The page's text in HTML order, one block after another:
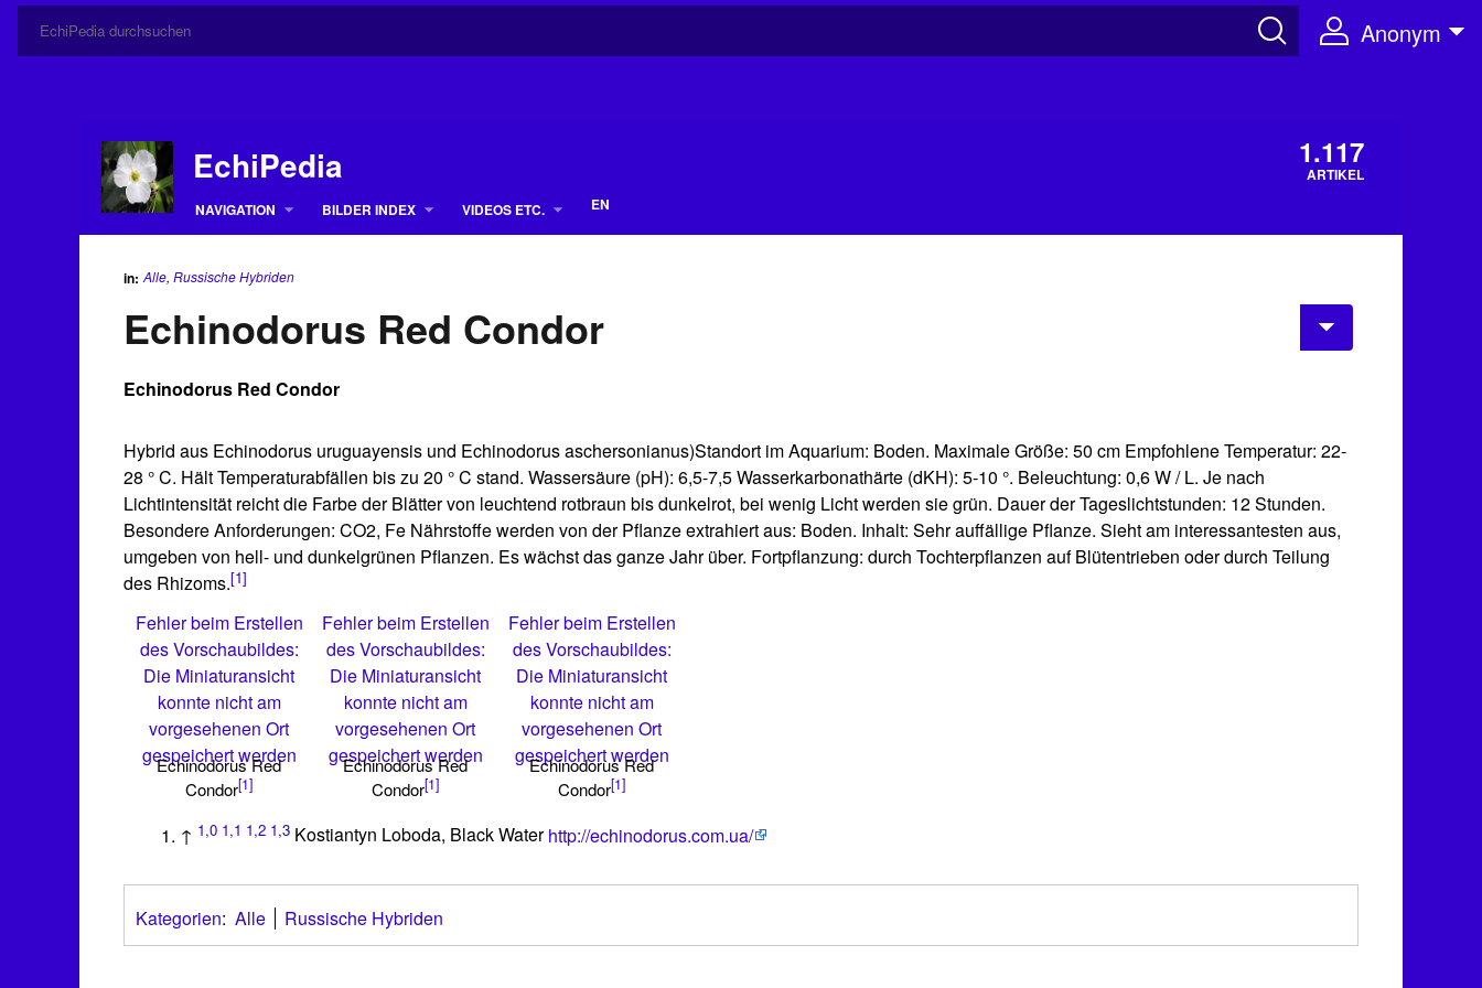
Anonym
EchiPedia 1.117
ARTIKEL
NAVIGATION
BILDER INDEX VIDEOS ETC. EN
in: Alle, Russische Hybriden
Echinodorus Red Condor
Echinodorus Red Condor
Hybrid aus Echinodorus uruguayensis und Echinodorus aschersonianus)Standort im Aquarium: Boden. Maximale Größe: 50 cm Empfohlene Temperatur: 22-
28 ° C. Hält Temperaturabfällen bis zu 20 ° C stand. Wassersäure (pH): 6,5-7,5 Wasserkarbonathärte (dKH): 5-10 °. Beleuchtung: 0,6 W / L. Je nach
Lichtintensität reicht die Farbe der Blätter von leuchtend rotbraun bis dunkelrot, bei wenig Licht werden sie grün. Dauer der Tageslichtstunden: 12 Stunden.
Besondere Anforderungen: CO2, Fe Nährstoffe werden von der Pflanze extrahiert aus: Boden. Inhalt: Sehr auffällige Pflanze. Sieht am interessantesten aus,
umgeben von hell- und dunkelgrünen Pflanzen. Es wächst das ganze Jahr über. Fortpflanzung: durch Tochterpflanzen auf Blütentrieben oder durch Teilung
des Rhizoms.[1]
Fehler beim Erstellen
des Vorschaubildes:
Die Miniaturansicht
konnte nicht am
vorgesehenen Ort
gespeichert werden
Echinodorus Red
Condor[1]
Fehler beim Erstellen
des Vorschaubildes:
Die Miniaturansicht
konnte nicht am
vorgesehenen Ort
gespeichert werden
Echinodorus Red
Condor[1]
Fehler beim Erstellen
des Vorschaubildes:
Die Miniaturansicht
konnte nicht am
vorgesehenen Ort
gespeichert werden
Echinodorus Red
Condor[1]
↑ 1,0 1,1 1,2 1,3 Kostiantyn Loboda, Black Waterhttp://echinodorus.com.ua/
Kategorien: Alle Russische Hybriden